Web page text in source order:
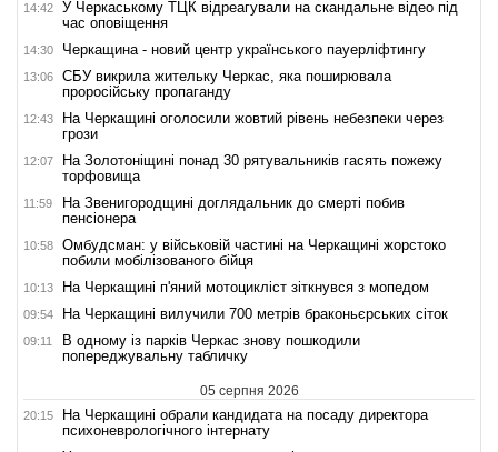
14:42
У Черкаському ТЦК відреагували на скандальне відео під
час оповіщення
14:30 Черкащина - новий центр українського пауерліфтингу
13:06
СБУ викрила жительку Черкас, яка поширювала
проросійську пропаганду
12:43
На Черкащині оголосили жовтий рівень небезпеки через
грози
12:07
На Золотоніщині понад 30 рятувальників гасять пожежу
торфовища
11:59
На Звенигородщині доглядальник до смерті побив
пенсіонера
10:58
Омбудсман: у військовій частині на Черкащині жорстоко
побили мобілізованого бійця
10:13 На Черкащині п'яний мотоцикліст зіткнувся з мопедом
09:54 На Черкащині вилучили 700 метрів браконьєрських сіток
09:11
В одному із парків Черкас знову пошкодили
попереджувальну табличку
05 серпня 2026
20:15
На Черкащині обрали кандидата на посаду директора
психоневрологічного інтернату